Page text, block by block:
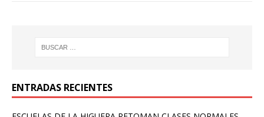
ENTRADAS RECIENTES